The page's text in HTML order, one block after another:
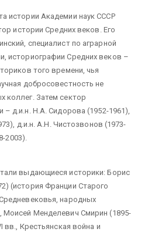
истории Академии наук СССР
истории Средних веков. Его
специалист по аграрной
историографии Средних веков –
того времени, чья
добросовестность не
коллег. Затем сектор
д.и.н. Н.А. Сидорова (1952-1961),
д.и.н. А.Н. Чистозвонов (1973-
2003).
выдающиеся историки: Борис
(история Франции Старого
народных
Менделевич Смирин (1895-
вв., Крестьянская война и